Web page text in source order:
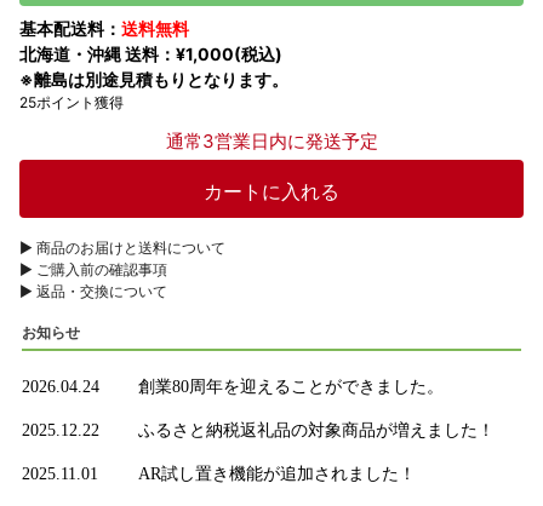
基本配送料： 送料無料
北海道・沖縄 送料：¥1,000(税込)
※離島は別途見積もりとなります。
25ポイント獲得
通常3営業日内に発送予定
▶︎ 商品のお届けと送料について
▶︎ ご購入前の確認事項
▶︎ 返品・交換について
お知らせ
2026.04.24 創業80周年を迎えることができました。
2025.12.22 ふるさと納税返礼品の対象商品が増えました！
2025.11.01 AR試し置き機能が追加されました！